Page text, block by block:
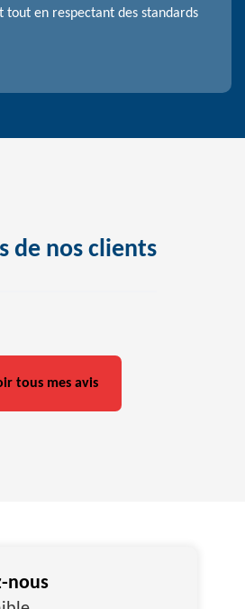
en respectant des standards
de nos clients
tous mes avis
nous